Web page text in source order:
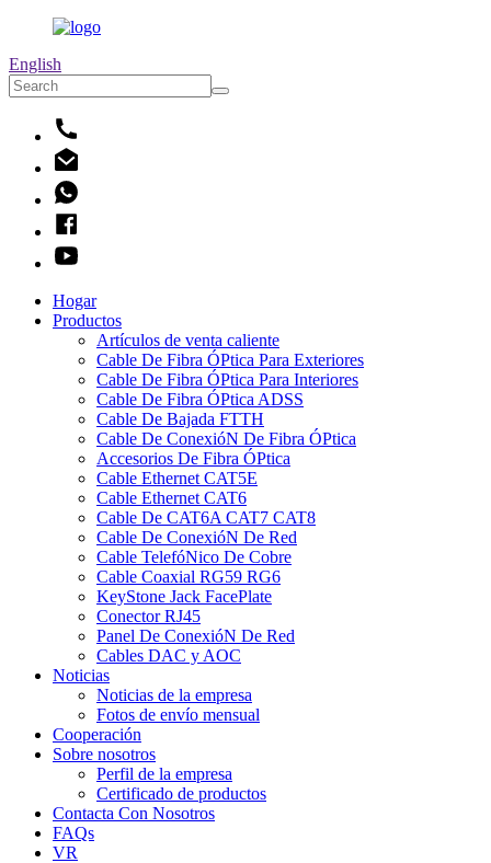
English
Hogar
Productos
Artículos de venta caliente
Cable De Fibra ÓPtica Para Exteriores
Cable De Fibra ÓPtica Para Interiores
Cable De Fibra ÓPtica ADSS
Cable De Bajada FTTH
Cable De ConexióN De Fibra ÓPtica
Accesorios De Fibra ÓPtica
Cable Ethernet CAT5E
Cable Ethernet CAT6
Cable De CAT6A CAT7 CAT8
Cable De ConexióN De Red
Cable TelefóNico De Cobre
Cable Coaxial RG59 RG6
KeyStone Jack FacePlate
Conector RJ45
Panel De ConexióN De Red
Cables DAC y AOC
Noticias
Noticias de la empresa
Fotos de envío mensual
Cooperación
Sobre nosotros
Perfil de la empresa
Certificado de productos
Contacta Con Nosotros
FAQs
VR